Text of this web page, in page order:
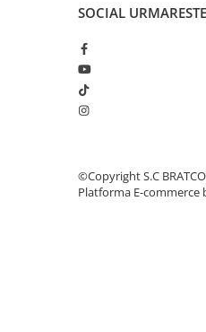
Lampi solare
Lopeti si unelte deszapezit
Mobilier gradina
Mufe si conectori irigare
Pavaje si borduri
SOCIAL
©Copyright S.C
Platforma E-commerce